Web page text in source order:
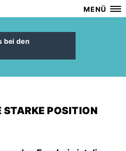
MENÜ
bei den
STARKE POSITION